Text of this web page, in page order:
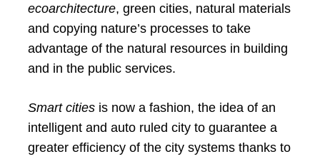
ecoarchitecture, green cities, natural materials
and copying nature’s processes to take
advantage of the natural resources in building
and in the public services.
Smart cities is now a fashion, the idea of an
intelligent and auto ruled city to guarantee a
greater efficiency of the city systems thanks to